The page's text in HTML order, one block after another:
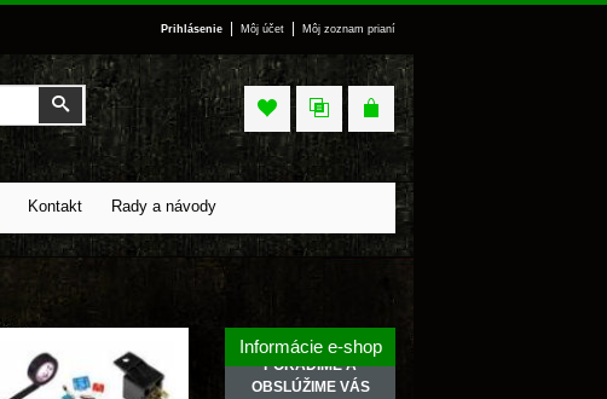
Prihlásenie Môj účet Môj zoznam prianí
Vyhľadať
Kontakt Rady a návody
Informácie e-shop
PORADÍME A
OBSLÚŽIME VÁS